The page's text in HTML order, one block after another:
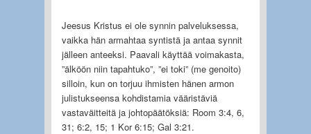
Jeesus Kristus ei ole synnin palveluksessa,
vaikka hän armahtaa syntistä ja antaa synnit
jälleen anteeksi. Paavali käyttää voimakasta,
”älköön niin tapahtuko”, ”ei toki” (me genoito)
silloin, kun on torjuu ihmisten hänen armon
julistukseensa kohdistamia vääristäviä
vastaväitteitä ja johtopäätöksiä: Room 3:4, 6,
31; 6:2, 15; 1 Kor 6:15; Gal 3:21.